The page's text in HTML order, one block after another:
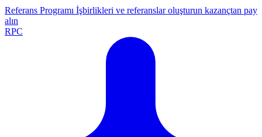
Referans Programı İşbirlikleri ve referanslar oluşturun kazançtan pay
alın
RPC